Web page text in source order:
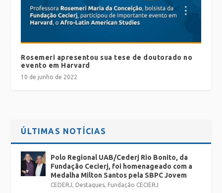
Rosemeri apresentou sua tese de doutorado no
evento em Harvard
10 de junho de 2022
ÚLTIMAS NOTÍCIAS
Polo Regional UAB/Cederj Rio Bonito, da
Fundação Cecierj, foi homenageado com a
Medalha Milton Santos pela SBPC Jovem
CEDERJ, Destaques, Fundação CECIERJ